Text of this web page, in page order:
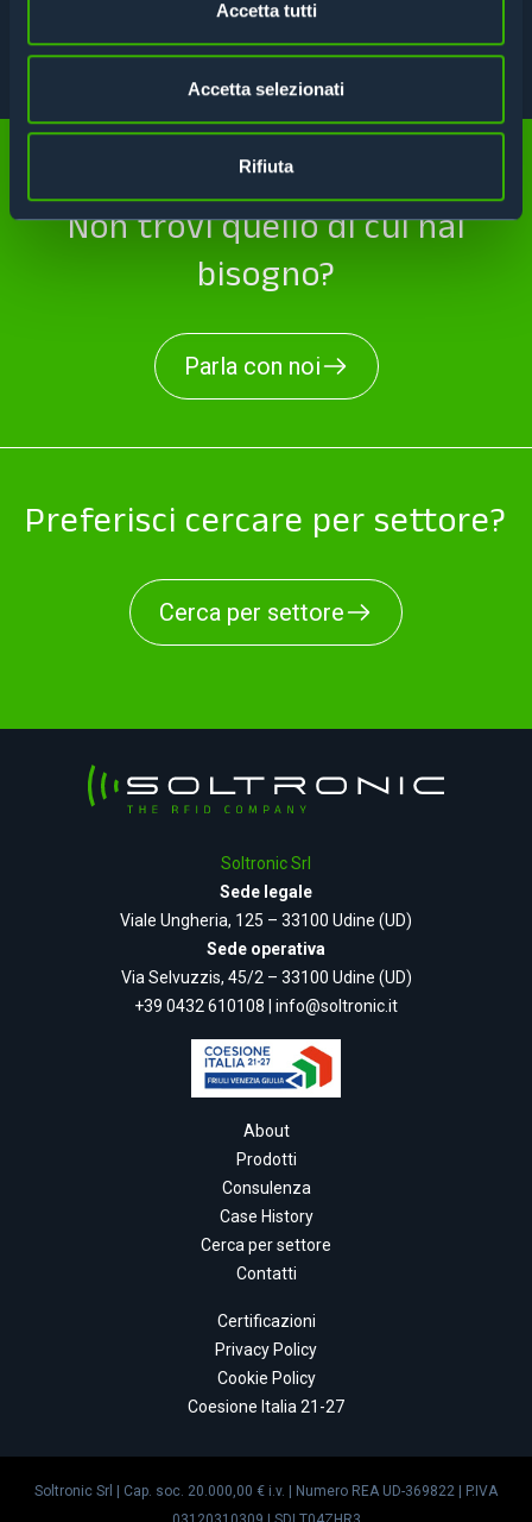
Accetta tutti
Accetta selezionati
Rifiuta
SCHEDA TECNICA
Non trovi quello di cui hai
bisogno?
Parla con noi
Preferisci cercare per settore?
Cerca per settore
Soltronic Srl
Sede legale
Viale Ungheria, 125 – 33100 Udine (UD)
Sede operativa
Via Selvuzzis, 45/2 – 33100 Udine (UD)
+39 0432 610108
info@soltronic.it
About
Prodotti
Consulenza
Case History
Cerca per settore
Contatti
Certificazioni
Privacy Policy
Cookie Policy
Coesione Italia 21-27
Soltronic Srl | Cap. soc. 20.000,00 € i.v. | Numero REA UD-369822 | P.IVA